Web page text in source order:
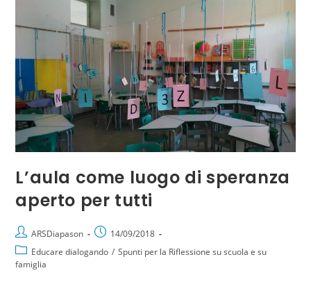
L’aula come luogo di speranza
aperto per tutti
ARSDiapason
14/09/2018
Educare dialogando / Spunti per la Riflessione su scuola e su
famiglia